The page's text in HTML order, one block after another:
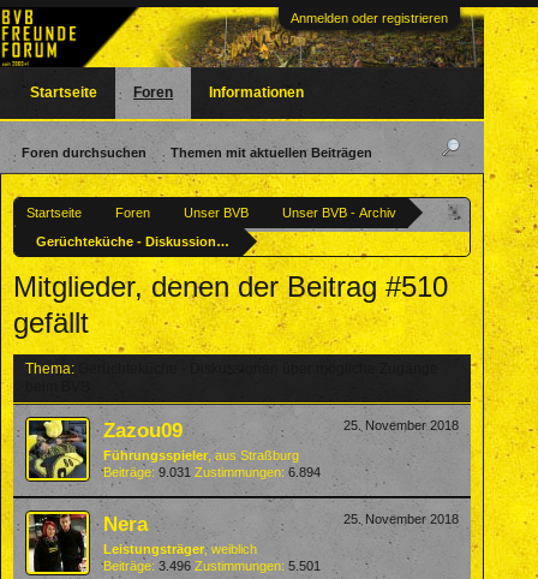
Anmelden oder registrieren
Startseite Foren Unser BVB
Unser BVB - Archiv
Gerüchteküche - Diskussionen über mögliche Zugänge beim BVB
Mitglieder, denen der Beitrag #510
gefällt
Thema:
25. November 2018
Zazou09
Führungsspieler ,aus Straßburg
Beiträge: 9.031 Zustimmungen: 6.894
25. November 2018
Nera
Leistungsträger, weiblich
Beiträge: 3.496 Zustimmungen: 5.501
Startseite Foren
Foren durchsuchen Themen mit aktuellen Beiträgen
Informationen